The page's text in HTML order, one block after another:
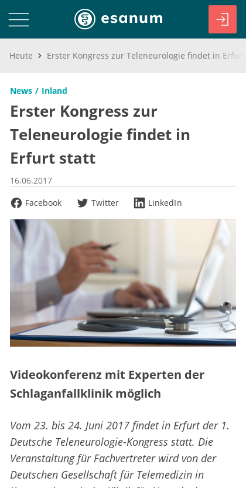
Heute
News Inland
Erster Kongress zur
Teleneurologie findet in
Erfurt statt
16.06.2017
Facebook
Twitter LinkedIn
Videokonferenz mit Experten der
Schlaganfallklinik möglich
Vom 23. bis 24. Juni 2017 findet in Erfurt der 1.
Deutsche Teleneurologie-Kongress statt. Die
Veranstaltung für Fachvertreter wird von der
Deutschen Gesellschaft für Telemedizin in